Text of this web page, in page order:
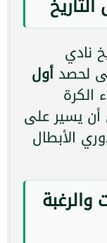
نادي
لحصد أول
الكرة
أن يسير على
الأبطال
والرغبة